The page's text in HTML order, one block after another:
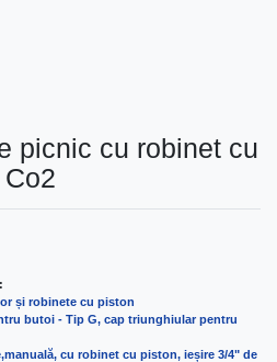
picnic cu robinet cu
și robinete cu piston
butoi - Tip G, cap triunghiular pentru
cu robinet cu piston, ieșire 3/4" de